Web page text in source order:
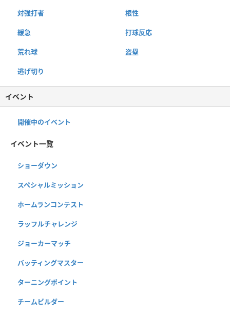
対強打者 根性
緩急 打球反応
荒れ球 盗塁
逃げ切り
イベント
開催中のイベント
イベント一覧
ショーダウン
スペシャルミッション
ホームランコンテスト
ラッフルチャレンジ
ジョーカーマッチ
バッティングマスター
ターニングポイント
チームビルダー